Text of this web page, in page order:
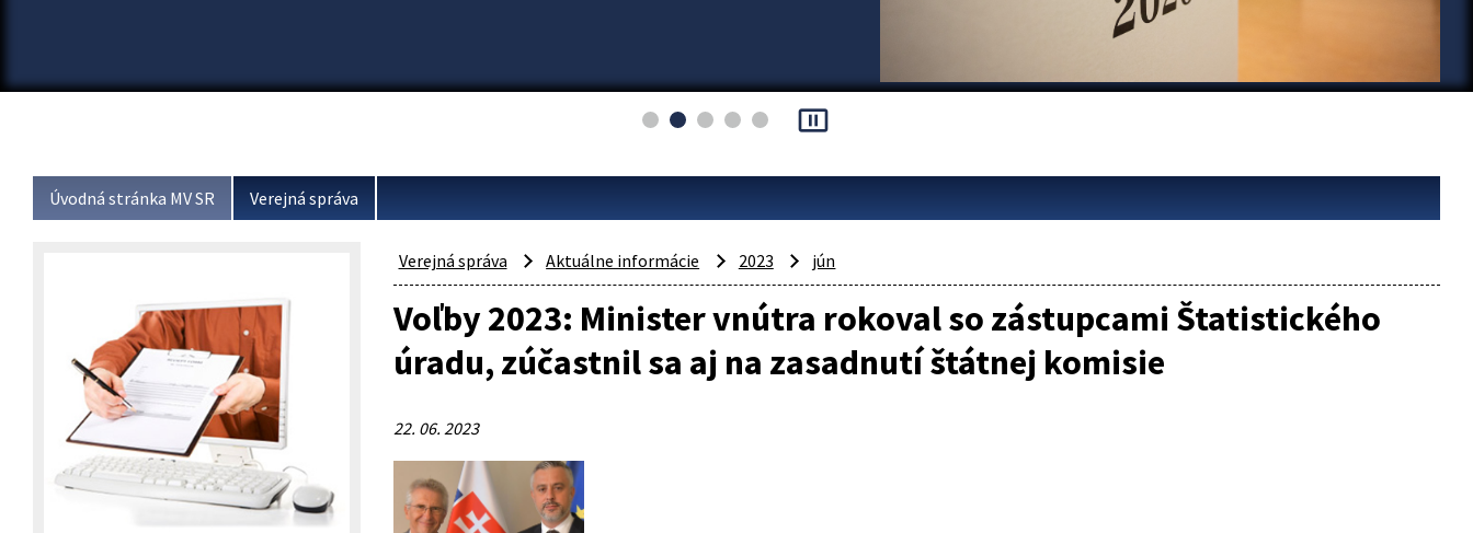
pause_presentation
Úvodná stránka MV SR Verejná správa
Verejná správa Aktuálne informácie 2023 jún
Voľby 2023: Minister vnútra rokoval so zástupcami Štatistického
úradu, zúčastnil sa aj na zasadnutí štátnej komisie
22. 06. 2023